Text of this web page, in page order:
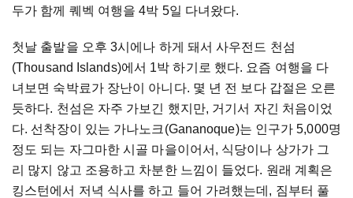
두가 함께 퀘벡 여행을4박 5일 다녀왔다.
첫날 출발을 오후 3시에나 하게 돼서 사우전드 천섬
(Thousand Islands)에서 1박 하기로 했다. 요즘 여행을 다
녀보면 숙박료가 장난이 아니다. 몇 년 전 보다 갑절은 오른
듯하다. 천섬은 자주 가보긴 했지만, 거기서 자긴 처음이었
다. 선착장이 있는 가나노크 (Gananoque)는 인구가5,000명
정도 되는 자그마한 시골 마을이어서 , 식당이나 상가가 그
리 많지 않고 조용하고 차분한 느낌이 들었다. 원래 계획은
킹스턴에서 저녁 식사를 하고 들어 가려했는데 , 짐부터 풀